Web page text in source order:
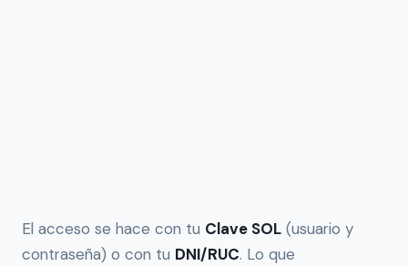
El acceso se hace con tu Clave SOL (usuario y
contraseña) o con tu DNI/RUC. Lo que